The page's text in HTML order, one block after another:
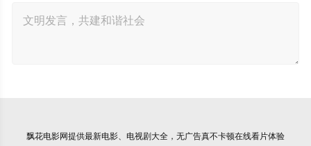
飘花电影网提供最新电影、电视剧大全，无广告真不卡顿在线看片体验